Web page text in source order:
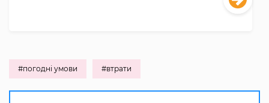
#погодні умови #втрати